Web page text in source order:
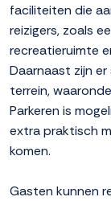
faciliteiten die
reizigers, zoals
recreatieruimte
Daarnaast zijn
terrein,
Parkeren is
extra praktisch
komen.
Gasten kunnen